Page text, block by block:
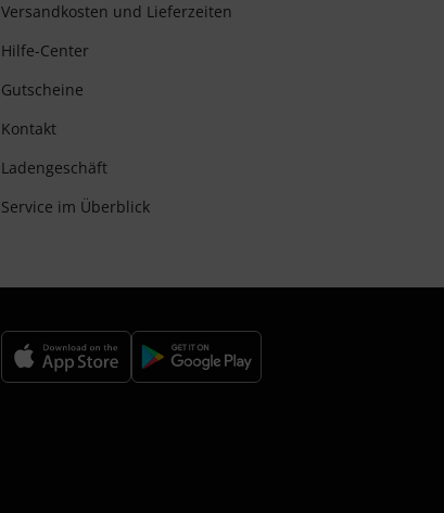
Versandkosten und Lieferzeiten
Hilfe-Center
Gutscheine
Kontakt
Ladengeschäft
Service im Überblick